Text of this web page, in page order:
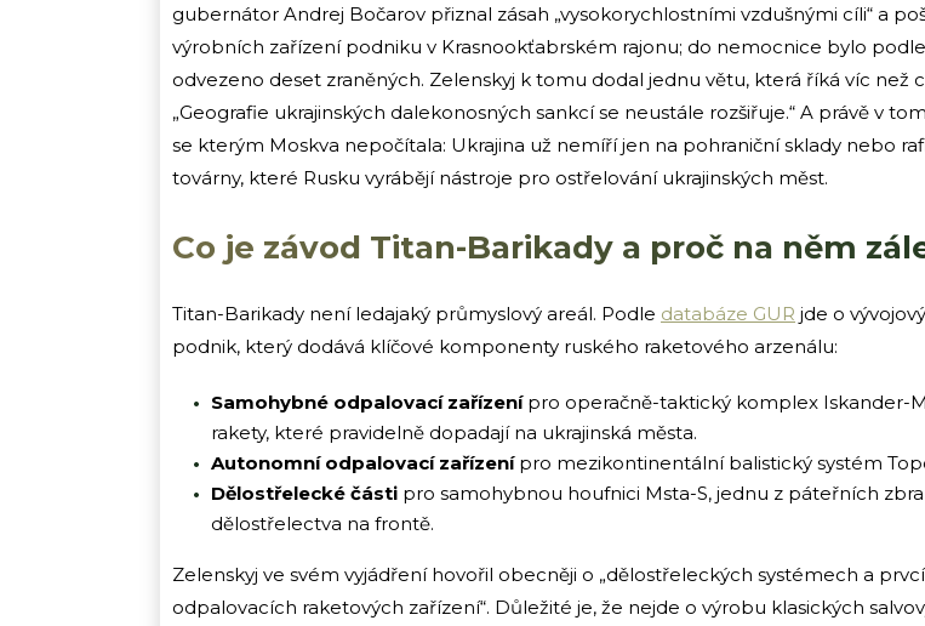
gubernátor Andrej Bočarov přiznal zásah „vysokorychlostními vzdušnými cíli“ a
výrobních zařízení podniku v Krasnookťabrském rajonu; do nemocnice bylo
odvezeno deset zraněných. Zelenskyj k tomu dodal jednu větu, která říká víc než
„Geografie ukrajinských dalekonosných sankcí se neustále rozšiřuje.“ A právě v
se kterým Moskva nepočítala: Ukrajina už nemíří jen na pohraniční sklady nebo
továrny, které Rusku vyrábějí nástroje pro ostřelování ukrajinských měst.
Co je závod Titan-Barikady a proč na něm
Titan-Barikady není ledajaký průmyslový areál. Podle databáze GUR jde o
podnik, který dodává klíčové komponenty ruského raketového arzenálu:
Samohybné odpalovací zařízenípro operačně-taktický komplex Iskander-
rakety, které pravidelně dopadají na ukrajinská města.
Autonomní odpalovací zařízenípro mezikontinentální balistický systém
Dělostřelecké části pro samohybnou houfnici Msta-S, jednu z páteřních
dělostřelectva na frontě.
Zelenskyj ve svém vyjádření hovořil obecněji o „dělostřeleckých systémech a
odpalovacích raketových zařízení“. Důležité je, že nejde o výrobu klasických